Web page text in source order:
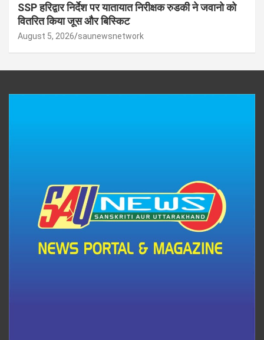
SSP हरिद्वार निर्देश पर यातायात निरीक्षक रुडकी ने जवानो को
वितरित किया जूस और बिस्किट
August 5, 2026 saunewsnetwork